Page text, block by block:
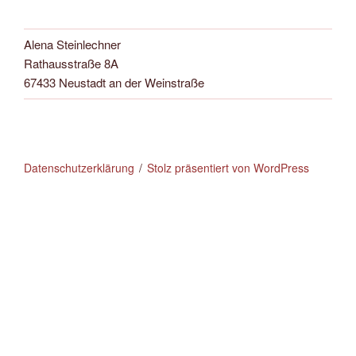
Alena Steinlechner
Rathausstraße 8A
67433 Neustadt an der Weinstraße
Datenschutzerklärung Stolz präsentiert von WordPress